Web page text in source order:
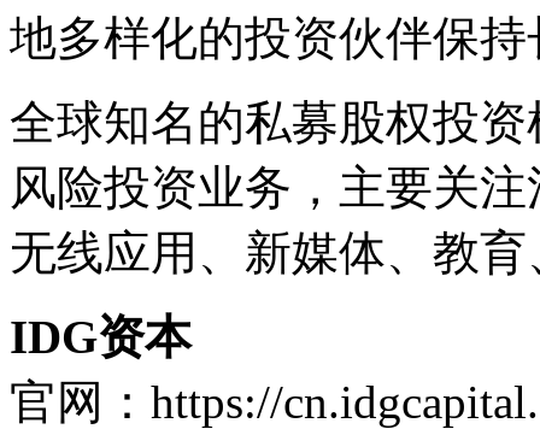
地多样化的投资伙伴保
全球知名的私募股权投
风险投资业务，主要关
无线应用、新媒体、教
IDG资本
官网：https://